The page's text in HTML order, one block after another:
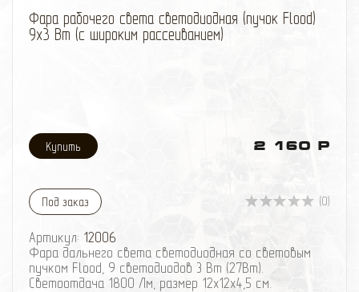
Фара рабочего света светодиодная (пучок Flood)
9х3 Вт (с широким рассеиванием)
2 160 Р
Под заказ (0)
Артикул: 12006
Фара дальнего света светодиодная со световым
пучком Flood, 9 светодиодов 3 Вт (27Вт).
Светоотдача 1800 Лм, размер 12х12х4,5 см.